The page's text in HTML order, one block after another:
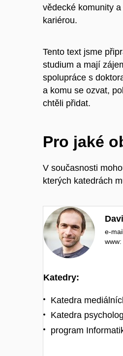
vědecké komunity
kariérou.
Tento text jsme
studium a mají
spolupráce s
a komu se ozvat,
chtěli přidat.
Pro jaké
V současnosti
kterých katedrách
www:
Katedry:
Katedra
Katedra
program